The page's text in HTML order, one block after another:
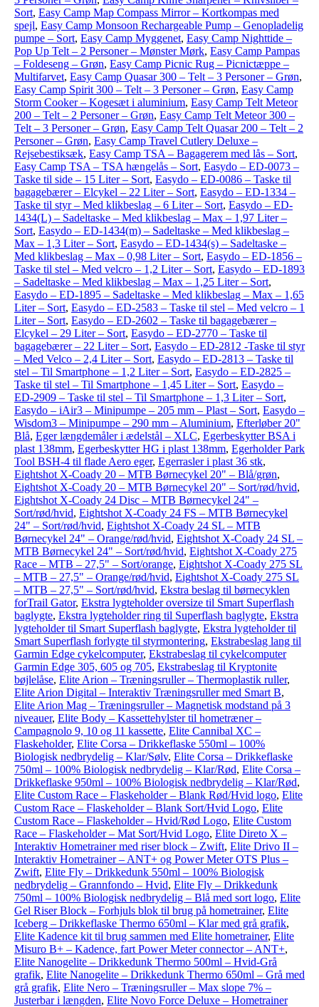
Sort, Easy Camp Map Compass Mirror – Kortkompas med
spejl, Easy Camp Monsoon Rechargeable Pump – Genopladelig
pumpe – Sort, Easy Camp Myggenet, Easy Camp Nighttide –
Pop Up Telt – 2 Personer – Mønster Mørk, Easy Camp Pampas
– Foldeseng – Grøn, Easy Camp Picnic Rug – Picnictæppe –
Multifarvet, Easy Camp Quasar 300 – Telt – 3 Personer – Grøn,
Easy Camp Spirit 300 – Telt – 3 Personer – Grøn, Easy Camp
Storm Cooker – Kogesæt i aluminium, Easy Camp Telt Meteor
200 – Telt – 2 Personer – Grøn, Easy Camp Telt Meteor 300 –
Telt – 3 Personer – Grøn, Easy Camp Telt Quasar 200 – Telt – 2
Personer – Grøn, Easy Camp Travel Cutlery Deluxe –
Rejsebestiksæk, Easy Camp TSA – Bagagerem med lås – Sort,
Easy Camp TSA – TSA hængelås – Sort, Easydo – ED-0073 –
Taske til side – 15 Liter – Sort, Easydo – ED-0086 – Taske til
bagagebærer – Elcykel – 22 Liter – Sort, Easydo – ED-1334 –
Taske til styr – Med klikbeslag – 6 Liter – Sort, Easydo – ED-
1434(L) – Sadeltaske – Med klikbeslag – Max – 1,97 Liter –
Sort, Easydo – ED-1434(m) – Sadeltaske – Med klikbeslag –
Max – 1,3 Liter – Sort, Easydo – ED-1434(s) – Sadeltaske –
Med klikbeslag – Max – 0,98 Liter – Sort, Easydo – ED-1856 –
Taske til stel – Med velcro – 1,2 Liter – Sort, Easydo – ED-1893
– Sadeltaske – Med klikbeslag – Max – 1,25 Liter – Sort,
Easydo – ED-1895 – Sadeltaske – Med klikbeslag – Max – 1,65
Liter – Sort, Easydo – ED-2583 – Taske til stel – Med velcro – 1
Liter – Sort, Easydo – ED-2602 – Taske til bagagebærer –
Elcykel – 29 Liter – Sort, Easydo – ED-2770 – Taske til
bagagebærer – 22 Liter – Sort, Easydo – ED-2812 -Taske til styr
– Med Velco – 2,4 Liter – Sort, Easydo – ED-2813 – Taske til
stel – Til Smartphone – 1,2 Liter – Sort, Easydo – ED-2825 –
Taske til stel – Til Smartphone – 1,45 Liter – Sort, Easydo –
ED-2909 – Taske til stel – Til Smartphone – 1,3 Liter – Sort,
Easydo – iAir3 – Minipumpe – 205 mm – Plast – Sort, Easydo –
Wisdom3 – Minipumpe – 290 mm – Aluminium, Efterløber 20"
Blå, Eger længdemåler i ædelstål – XLC, Egerbeskytter BSA i
plast 138mm, Egerbeskytter HG i plast 138mm, Egerholder Park
Tool BSH-4 til flade Aero eger, Egerrasler i plast 36 stk,
Eightshot X-Coady 20 – MTB Børnecykel 20" – Blå/grøn,
Eightshot X-Coady 20 – MTB Børnecykel 20" – Sort/rød/hvid,
Eightshot X-Coady 24 Disc – MTB Børnecykel 24" –
Sort/rød/hvid, Eightshot X-Coady 24 FS – MTB Børnecykel
24" – Sort/rød/hvid, Eightshot X-Coady 24 SL – MTB
Børnecykel 24" – Orange/rød/hvid, Eightshot X-Coady 24 SL –
MTB Børnecykel 24" – Sort/rød/hvid, Eightshot X-Coady 275
Race – MTB – 27,5" – Sort/orange, Eightshot X-Coady 275 SL
– MTB – 27,5" – Orange/rød/hvid, Eightshot X-Coady 275 SL
– MTB – 27,5" – Sort/rød/hvid, Ekstra beslag til børnecyklen
forTrail Gator, Ekstra lygteholder oversize til Smart Superflash
baglygte, Ekstra lygteholder ring til Superflash baglygte, Ekstra
lygteholder til Smart Superflash baglygte, Ekstra lygteholder til
Smart Superflash forlygte til styrmontering, Ekstrabeslag lang til
Garmin Edge cykelcomputer, Ekstrabeslag til cykelcomputer
Garmin Edge 305, 605 og 705, Ekstrabeslag til Kryptonite
bøjlelåse, Elite Arion – Træningsruller – Thermoplastik ruller,
Elite Arion Digital – Interaktiv Træningsruller med Smart B,
Elite Arion Mag – Træningsruller – Magnetisk modstand på 3
niveauer, Elite Body – Kassettehylster til hometræner –
Campagnolo 9, 10 og 11 kassette, Elite Cannibal XC –
Flaskeholder, Elite Corsa – Drikkeflaske 550ml – 100%
Biologisk nedbrydelig – Klar/Sølv, Elite Corsa – Drikkeflaske
750ml – 100% Biologisk nedbrydelig – Klar/Rød, Elite Corsa –
Drikkeflaske 950ml – 100% Biologisk nedbrydelig – Klar/Rød,
Elite Custom Race – Flaskeholder – Blank Rød/Hvid logo, Elite
Custom Race – Flaskeholder – Blank Sort/Hvid Logo, Elite
Custom Race – Flaskeholder – Hvid/Rød Logo, Elite Custom
Race – Flaskeholder – Mat Sort/Hvid Logo, Elite Direto X –
Interaktiv Hometrainer med riser block – Zwift, Elite Drivo II –
Interaktiv Hometrainer – ANT+ og Power Meter OTS Plus –
Zwift, Elite Fly – Drikkedunk 550ml – 100% Biologisk
nedbrydelig – Grannfondo – Hvid, Elite Fly – Drikkedunk
750ml – 100% Biologisk nedbrydelig – Blå med sort logo, Elite
Gel Riser Block – Forhjuls blok til brug på hometrainer, Elite
Iceberg – Drikkeflaske Thermo 650ml – Klar med grå grafik,
Elite Kadence kit til brug sammen med Elite hometrainer, Elite
Misuro B+ – Kadence, fart Power Meter connector – ANT+,
Elite Nanogelite – Drikkedunk Thermo 500ml – Hvid-Grå
grafik, Elite Nanogelite – Drikkedunk Thermo 650ml – Grå med
grå grafik, Elite Nero – Træningsruller – Max slope 7% –
Justerbar i længden, Elite Novo Force Deluxe – Hometrainer